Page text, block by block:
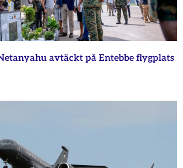
avtäckt på Entebbe flygplats